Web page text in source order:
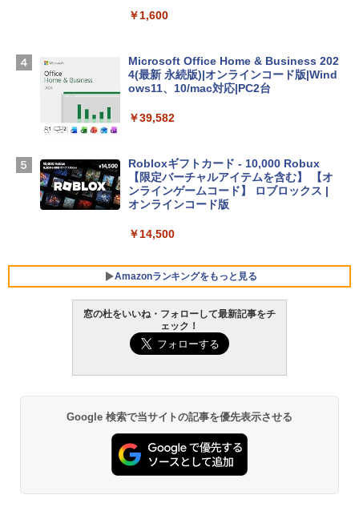
￥129,800
Apple 2026 MacBook Air M5チップ搭載
13インチノートブック：AIとApple Intell
igence、13.6インチLiquid Retinaディ
TB SSDストレージ、12MPセンターフレ
￥261,414
コン Vivobook 15 M1502NAQ 15.6イン
版) 搭載 Windows 11 重量1.7kg Wi-Fi 6
E クワイエットブルー M1502NAQ-R716
5BUWS
￥109,800
￥1,600
Microsoft Office Home & Business 202
4(最新 永続版)|オンラインコード版|Wind
ows11、10/mac対応|PC2台
￥39,582
Robloxギフトカード - 10,000 Robux
【限定バーチャルアイテムを含む】 【オ
ンラインゲームコード】 ロブロックス |
オンラインコード版
￥14,500
Amazonランキングをもっと見る
生成AIパスポート公式テキスト 第４版
1冊ですべて身につくHTML & CSSとWe
bデザイン入門講座［第2版］
Amazon Kindle - 目に優しい、かさばら
ない、大きな画面で読みやすい、6週間持
し
￥16,980
Kindle Paperwhite シグニチャーエディ
窓の杜をいいね・フォローして最新記事をチ
ェック！
Google 検索で当サイトの記事を優先表示させる